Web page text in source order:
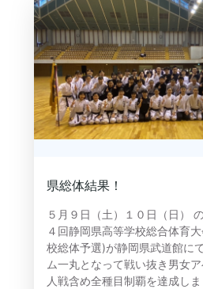
県総体結果！
５月９日（土）１０日（日）
４回静岡県高等学校総合体育
校総体予選)が静岡県武道館に
ム一丸となって戦い抜き男女
人戦含め全種目制覇を達成し